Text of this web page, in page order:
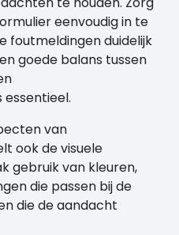
eenvoudig in te
foutmeldingen duidelijk
goede balans tussen
essentieel.
van
ook de visuele
gebruik van kleuren,
die passen bij de
die de aandacht